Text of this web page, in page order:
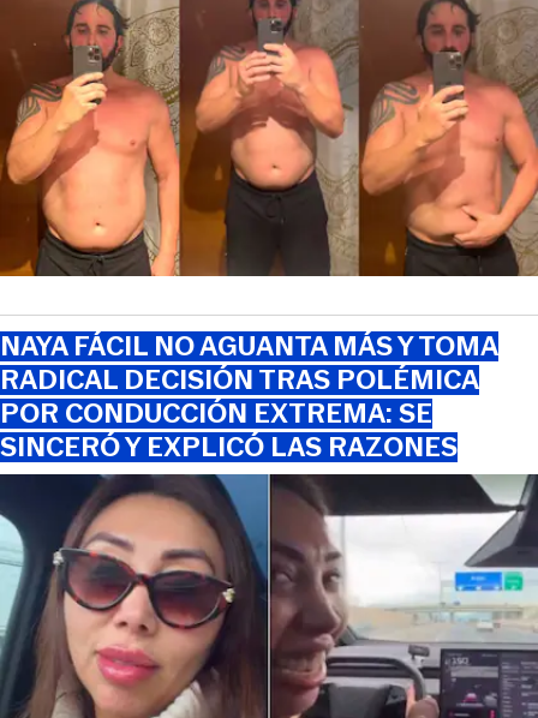
NAYA FÁCIL NO AGUANTA MÁS Y TOMA
RADICAL DECISIÓN TRAS POLÉMICA
POR CONDUCCIÓN EXTREMA: SE
SINCERÓ Y EXPLICÓ LAS RAZONES